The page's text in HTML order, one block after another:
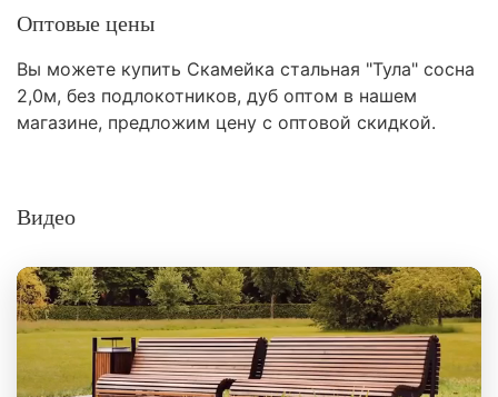
Оптовые цены
Вы можете купить Скамейка стальная "Тула" сосна
2,0м, без подлокотников, дуб оптом в нашем
магазине, предложим цену с оптовой скидкой.
Видео